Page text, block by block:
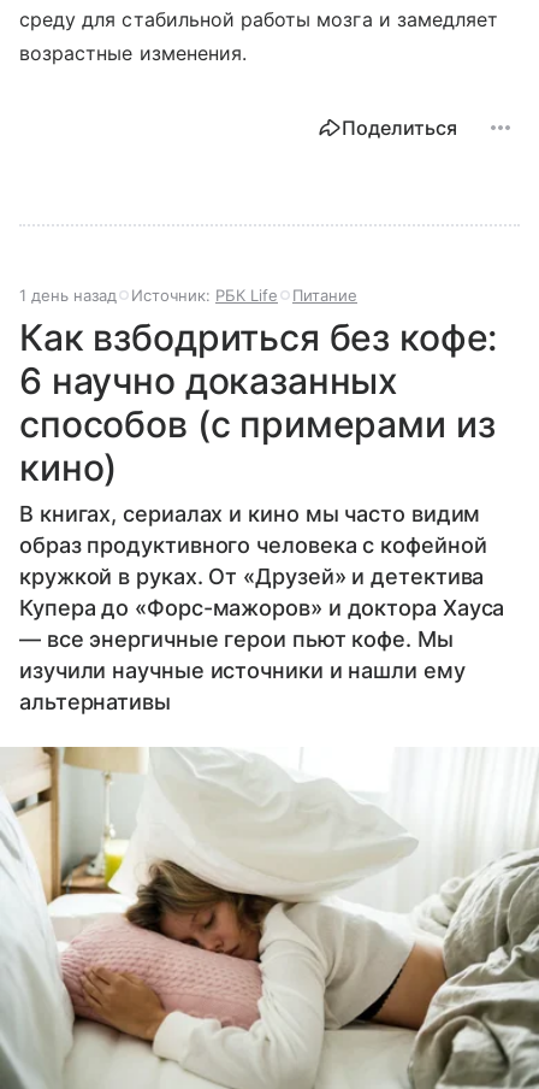
среду для стабильной работы мозга и замедляет
возрастные изменения.
Поделиться
1 день назад Источник: РБК Life Питание
Как взбодриться без кофе:
6 научно доказанных
способов (с примерами из
кино)
В книгах, сериалах и кино мы часто видим
образ продуктивного человека с кофейной
кружкой в руках. От «Друзей» и детектива
Купера до «Форс-мажоров» и доктора Хауса
— все энергичные герои пьют кофе. Мы
изучили научные источники и нашли ему
альтернативы